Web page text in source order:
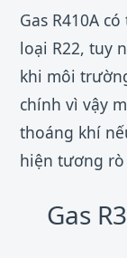
Gas R410A
loại R22, tuy
khi môi
chính vì vậy
thoáng khí
hiện tương
Gas